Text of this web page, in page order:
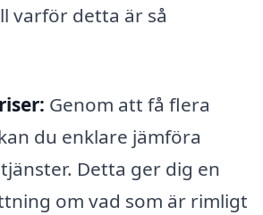
varför detta är så
Genom att få flera
du enklare jämföra
Detta ger dig en
om vad som är rimligt